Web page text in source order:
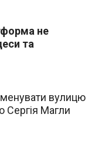
не
та
вулицю
Сергія Магли